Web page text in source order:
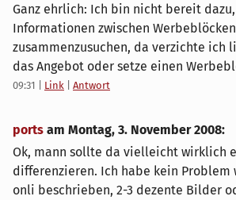
Ganz ehrlich: Ich bin nicht bereit
Informationen zwischen Werbeblöcken
zusammenzusuchen, da verzichte ich
das Angebot oder setze einen
09:31 Link Antwort
ports am Montag, 3. November 2008:
Ok, mann sollte da vielleicht wirklich
differenzieren. Ich habe kein Problem
onli beschrieben, 2-3 dezente Bilder